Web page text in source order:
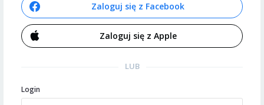
Zaloguj się z Facebook
Zaloguj się z Apple
LUB
Login